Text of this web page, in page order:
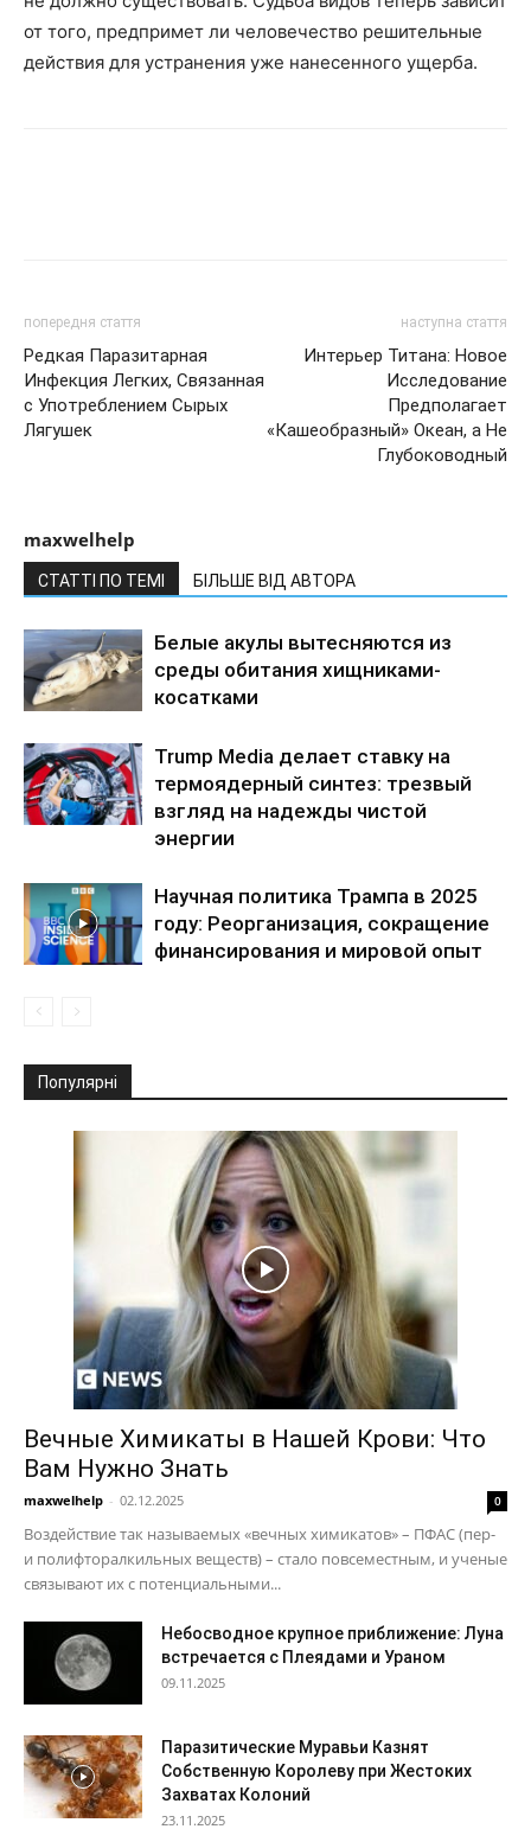
от того, предпримет ли человечество решительные
действия для устранения уже нанесенного ущерба.
попередня стаття
Редкая Паразитарная
Инфекция Легких, Связанная
с Употреблением Сырых
Лягушек
наступна стаття
Интерьер Титана: Новое
Исследование
Предполагает
«Кашеобразный» Океан, а Не
Глубоководный
maxwelhelp
СТАТТІ ПО ТЕМІ БІЛЬШЕ ВІД АВТОРА
Белые акулы вытесняются из
среды обитания хищниками-
косатками
Trump Media делает ставку на
термоядерный синтез: трезвый
взгляд на надежды чистой
энергии
Научная политика Трампа в 2025
году: Реорганизация, сокращение
финансирования и мировой опыт
Популярні
Вечные Химикаты в Нашей Крови: Что
Вам Нужно Знать
maxwelhelp - 02.12.2025 0
Воздействие так называемых «вечных химикатов» – ПФАС (пер-
и полифторалкильных веществ) – стало повсеместным, и ученые
связывают их с потенциальными...
Небосводное крупное приближение: Луна
встречается с Плеядами и Ураном
09.11.2025
Паразитические Муравьи Казнят
Собственную Королеву при Жестоких
Захватах Колоний
23.11.2025